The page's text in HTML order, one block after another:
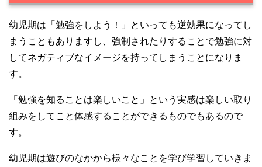
幼児期は「勉強をしよう！」といっても逆効果になってし
まうこともありますし、強制されたりすることで勉強に対
してネガティブなイメージを持ってしまうことになりま
す。
「勉強を知ることは楽しいこと」という実感は楽しい取り
組みをしてこと体感することができるものでもあるので
す。
幼児期は遊びのなかから様々なことを学び学習していきま